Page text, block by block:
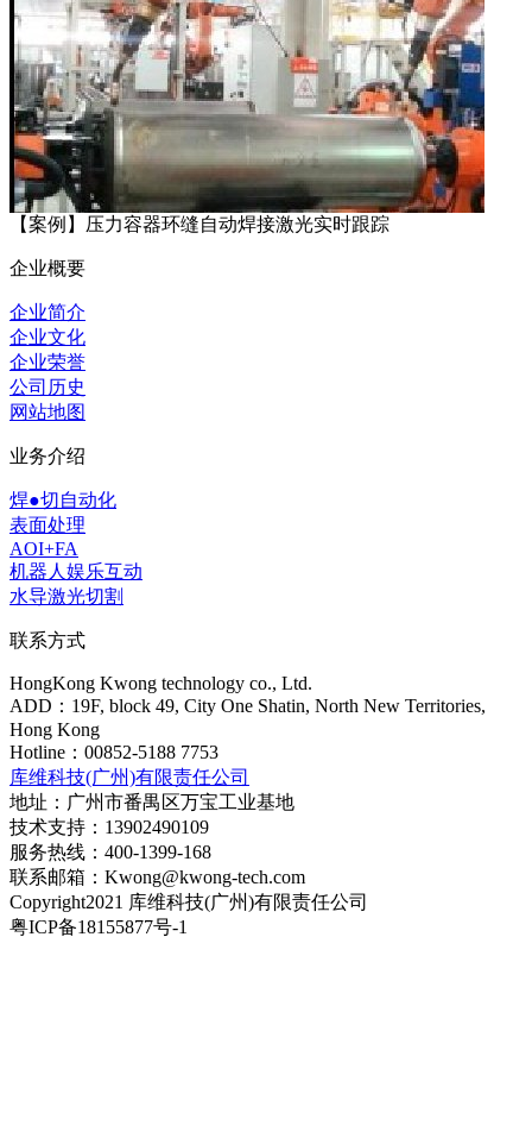
【案例】压力容器环缝自动焊接激光实时跟踪
企业概要
企业简介
企业文化
企业荣誉
公司历史
网站地图
业务介绍
焊●切自动化
表面处理
AOI+FA
机器人娱乐互动
水导激光切割
联系方式
HongKong Kwong technology co., Ltd.
ADD：19F, block 49, City One Shatin, North New Territories,
Hong Kong
Hotline：00852-5188 7753
库维科技(广州)有限责任公司
地址：广州市番禺区万宝工业基地
技术支持：13902490109
服务热线：400-1399-168
联系邮箱：Kwong@kwong-tech.com
Copyright2021 库维科技(广州)有限责任公司
粤ICP备18155877号-1